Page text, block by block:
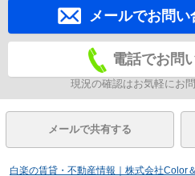
メールでお問
電話でお問
現況の確認はお気軽にお
メールで共有する
白楽の賃貸・不動産情報｜株式会社Color